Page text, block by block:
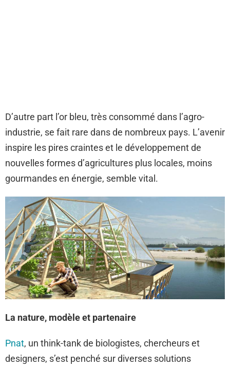
D’autre part l’or bleu, très consommé dans l’agro-
industrie, se fait rare dans de nombreux pays. L’avenir
inspire les pires craintes et le développement de
nouvelles formes d’agricultures plus locales, moins
gourmandes en énergie, semble vital.
La nature, modèle et partenaire
Pnat, un think-tank de biologistes, chercheurs et
designers, s’est penché sur diverses solutions